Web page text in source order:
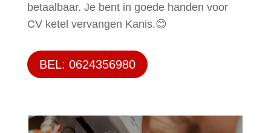
betaalbaar. Je bent in goede handen voor
CV ketel vervangen Kanis.😊
BEL: 0624356980